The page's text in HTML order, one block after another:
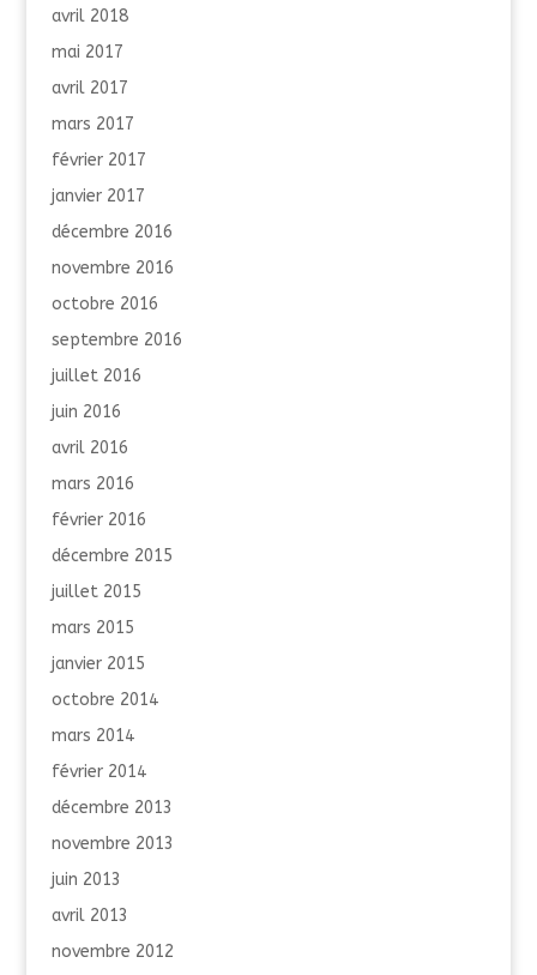
avril 2018
mai 2017
avril 2017
mars 2017
février 2017
janvier 2017
décembre 2016
novembre 2016
octobre 2016
septembre 2016
juillet 2016
juin 2016
avril 2016
mars 2016
février 2016
décembre 2015
juillet 2015
mars 2015
janvier 2015
octobre 2014
mars 2014
février 2014
décembre 2013
novembre 2013
juin 2013
avril 2013
novembre 2012